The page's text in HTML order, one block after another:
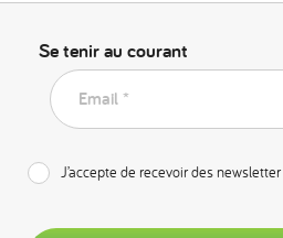
Se tenir au courant
Email *
J’accepte de recevoir des